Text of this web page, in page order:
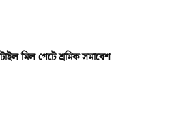
মিল গেটে শ্রমিক সমাবেশ